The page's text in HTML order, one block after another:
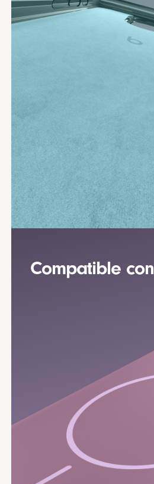
Compatible con